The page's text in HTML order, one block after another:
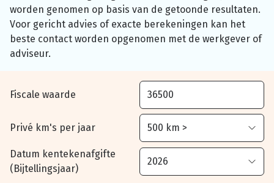
worden genomen op basis van de getoonde resultaten.
Voor gericht advies of exacte berekeningen kan het
beste contact worden opgenomen met de werkgever of
adviseur.
Fiscale waarde
Privé km's per jaar
Datum kentekenafgifte
(Bijtellingsjaar)